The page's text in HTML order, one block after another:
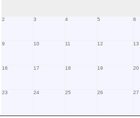
2 3 4 5 6
9 10 11 12 13
16 17 18 19 20
23 24 25 26 27